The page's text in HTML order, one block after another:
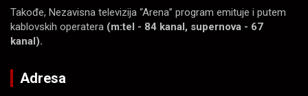
Takođe, Nezavisna televizija “Arena” program emituje i putem
kablovskih operatera (m:tel - 84 kanal, supernova - 67
kanal).
Adresa